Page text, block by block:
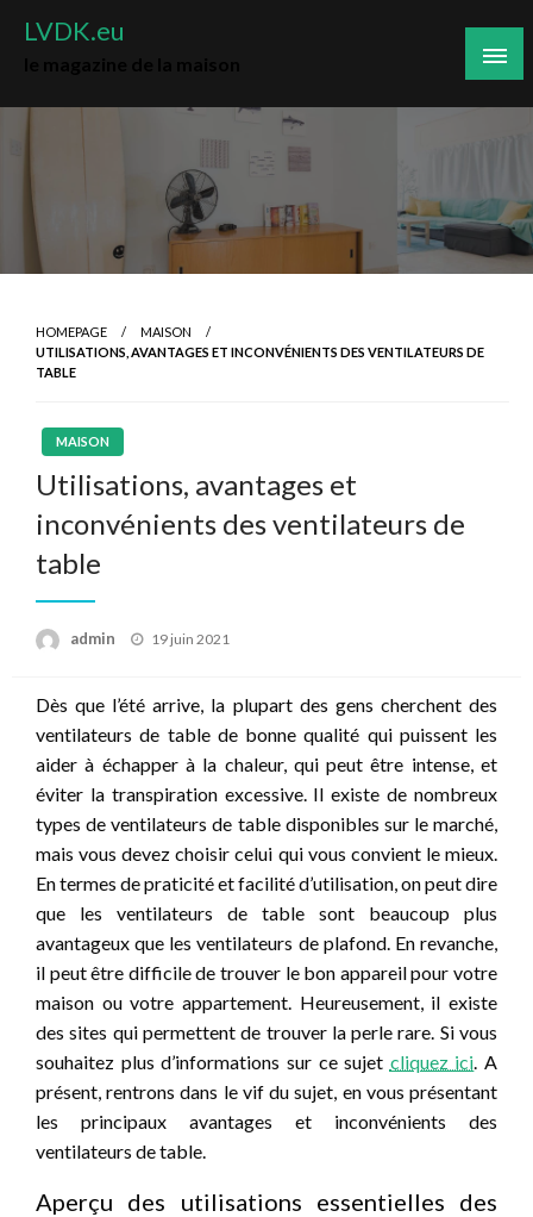
LVDK.eu
HOMEPAGE
MAISON
UTILISATIONS, AVANTAGES ET INCONVÉNIENTS DES VENTILATEURS DE
TABLE
MAISON
Utilisations, avantages et
inconvénients des ventilateurs de
table
admin
Posted
19 juin 2021
Dès que l’été arrive, la plupart des gens cherchent des
ventilateurs de table de bonne qualité qui puissent les
aider à échapper à la chaleur, qui peut être intense, et
éviter la transpiration excessive. Il existe de nombreux
types de ventilateurs de table disponibles sur le marché,
mais vous devez choisir celui qui vous convient le mieux.
En termes de praticité et facilité d’utilisation, on peut dire
que les ventilateurs de table sont beaucoup plus
avantageux que les ventilateurs de plafond. En revanche,
il peut être difficile de trouver le bon appareil pour votre
maison ou votre appartement. Heureusement, il existe
des sites qui permettent de trouver la perle rare. Si vous
souhaitez plus d’informations sur ce sujet cliquez ici. A
présent, rentrons dans le vif du sujet, en vous présentant
les principaux avantages et inconvénients des
ventilateurs de table.
Aperçu des utilisations essentielles des